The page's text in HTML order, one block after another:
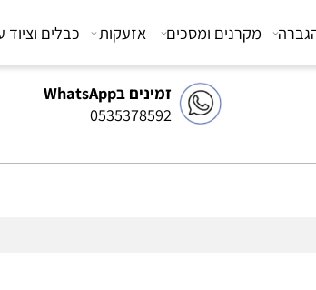
זמינים בWhatsApp
0535378592
מקרנים ומסכים אזעקות כבלים וציוד עזר